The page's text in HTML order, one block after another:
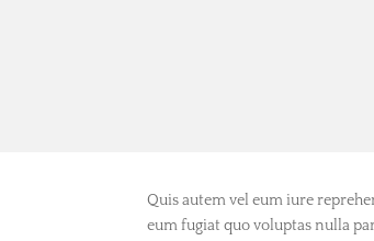
Quis autem vel eum iure
eum fugiat quo voluptas nulla